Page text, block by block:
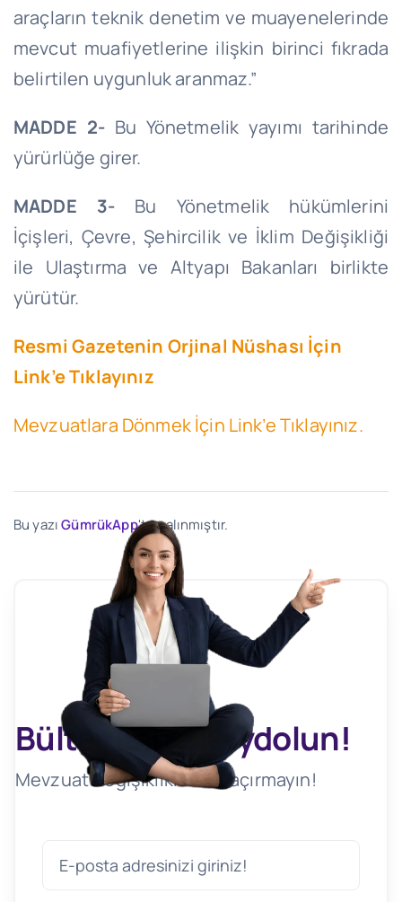
araçların teknik denetim ve muayenelerinde
mevcut muafiyetlerine ilişkin birinci fıkrada
belirtilen uygunluk aranmaz.”
MADDE 2-Bu Yönetmelik yayımı tarihinde
yürürlüğe girer.
MADDE 3- Bu Yönetmelik hükümlerini
İçişleri, Çevre, Şehircilik ve İklim Değişikliği
ile Ulaştırma ve Altyapı Bakanları birlikte
yürütür.
Resmi Gazetenin Orjinal Nüshası İçin
Link’e Tıklayınız
Mevzuatlara Dönmek İçin Link’e Tıklayınız.
Bu yazıGümrükApp'ten alınmıştır.
Bültenimize Kaydolun!
Mevzuat Değişikliklerini Kaçırmayın!